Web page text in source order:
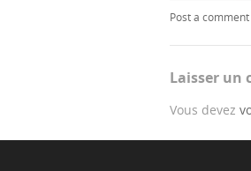
Post a comment
Laisser un
Vous devez